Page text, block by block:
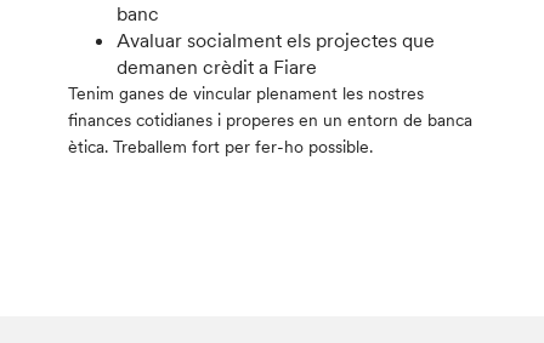
banc
Avaluar socialment els projectes que
demanen crèdit a Fiare
Tenim ganes de vincular plenament les nostres
finances cotidianes i properes en un entorn de banca
ètica. Treballem fort per fer-ho possible.